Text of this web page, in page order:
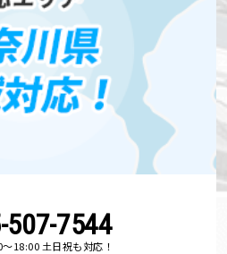
507-7544
18:00 土日祝も対応！